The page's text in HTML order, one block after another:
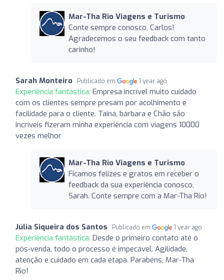
Mar-Tha Rio Viagens e Turismo
Conte sempre conosco, Carlos!
Agradecemos o seu feedback com tanto
carinho!
Sarah Monteiro Publicado em 1 year ago
Experiência fantástica: Empresa incrível muito cuidado
com os clientes sempre presam por acolhimento e
facilidade para o cliente. Tainá, bárbara e Chão são
incríveis fizeram minha experiência com viagens 10000
vezes melhor
Mar-Tha Rio Viagens e Turismo
Ficamos felizes e gratos em receber o
feedback da sua experiência conosco,
Sarah. Conte sempre com a Mar-Tha Rio!
Júlia Siqueira dos Santos Publicado em 1 year ago
Experiência fantástica: Desde o primeiro contato até o
pós-venda, todo o processo é impecável. Agilidade,
atenção e cuidado em cada etapa. Parabéns, Mar-Tha
Rio!